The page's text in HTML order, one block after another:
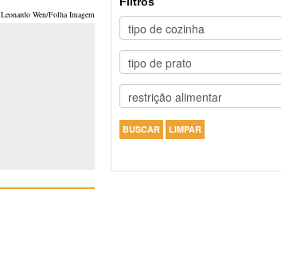
Leonardo Wen/Folha Imagem